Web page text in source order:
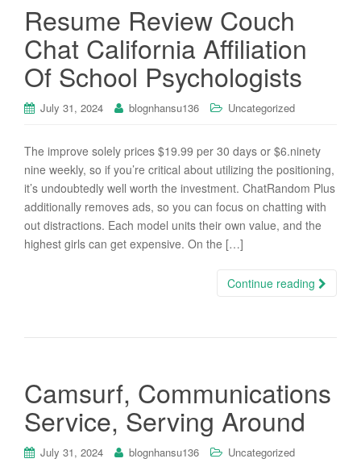
Resume Review Couch
Chat California Affiliation
Of School Psychologists
July 31, 2024 blognhansu136 Uncategorized
The improve solely prices $19.99 per 30 days or $6.ninety
nine weekly, so if you’re critical about utilizing the positioning,
it’s undoubtedly well worth the investment. ChatRandom Plus
additionally removes ads, so you can focus on chatting with
out distractions. Each model units their own value, and the
highest girls can get expensive. On the […]
Continue reading
Camsurf, Communications
Service, Serving Around
July 31, 2024 blognhansu136 Uncategorized